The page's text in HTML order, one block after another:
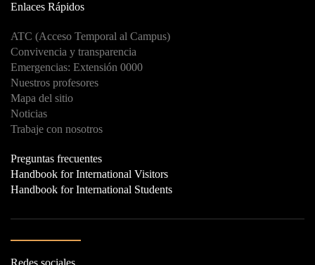
Enlaces Rápidos
ATC (Acceso Temporal al Campus)
Convivencia y transparencia
Emergencias: Extensión 0000
Nuestros profesores
Mapa del sitio
Noticias
Trabaje con nosotros
Preguntas frecuentes
Handbook for International Visitors
Handbook for International Students
Redes sociales